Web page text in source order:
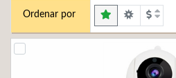
Ordenar por